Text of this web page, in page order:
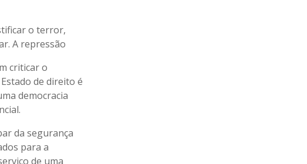
o terror,
A repressão
criticar o
de direito é
democracia
da segurança
para a
de uma